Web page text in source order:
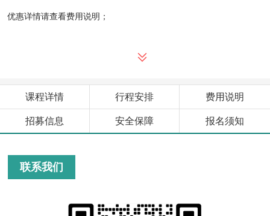
优惠详情请查看费用说明；
课程详情 行程安排 费用说明
招募信息 安全保障 报名须知
联系我们